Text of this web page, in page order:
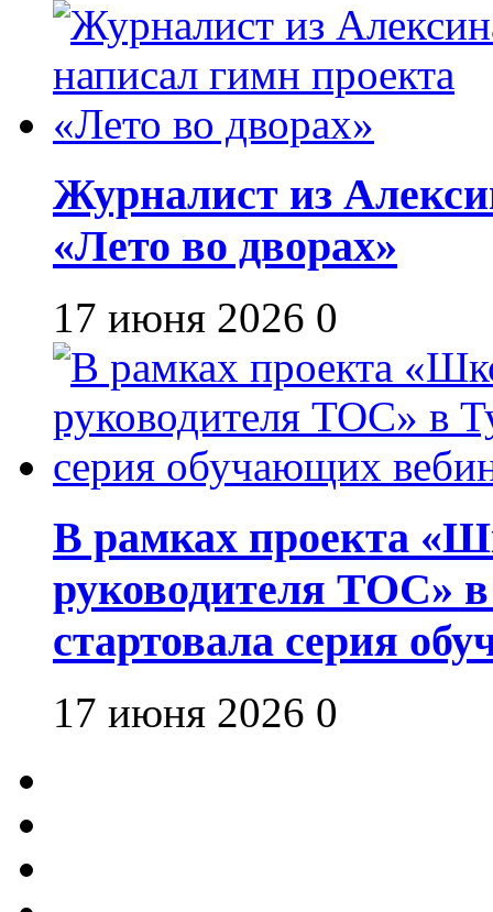
Журналист из
«Лето во дворах»
17 июня 2026 0
В рамках проекта
руководителя ТОС»
стартовала серия
17 июня 2026 0